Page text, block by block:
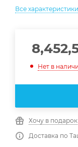
Все характеристики
Нет в
Хочу в подарок
Доставка по